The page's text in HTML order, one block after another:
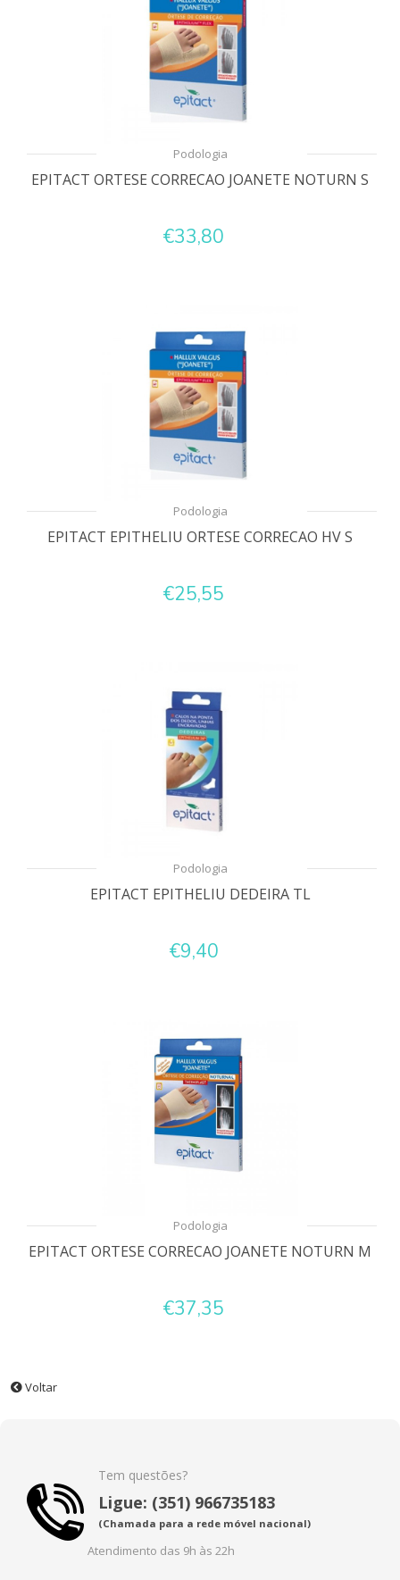
Podologia
EPITACT ORTESE CORRECAO JOANETE NOTURN S
€33,80
Podologia
EPITACT EPITHELIU ORTESE CORRECAO HV S
€25,55
Podologia
EPITACT EPITHELIU DEDEIRA TL
€9,40
Podologia
EPITACT ORTESE CORRECAO JOANETE NOTURN M
€37,35
Voltar
Tem questões?
Ligue: (351) 966735183
(Chamada para a rede móvel nacional)
Atendimento das 9h às 22h